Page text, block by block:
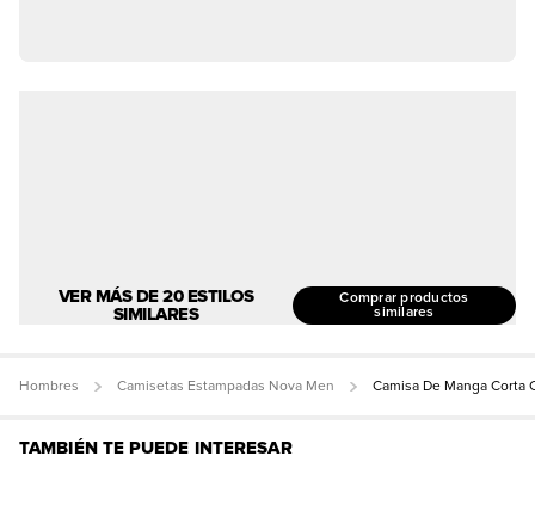
VER MÁS DE 20 ESTILOS
SIMILARES
Comprar productos
similares
Hombres Camisetas Estampadas Nova Men Camisa De Manga Corta
TAMBIÉN TE PUEDE INTERESAR